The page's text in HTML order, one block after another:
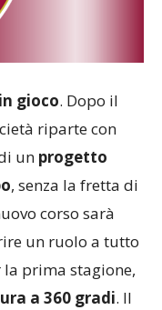
gioco. Dopo il
riparte con
un progetto
, senza la fretta di
corso sarà
un ruolo a tutto
prima stagione,
a 360 gradi. Il